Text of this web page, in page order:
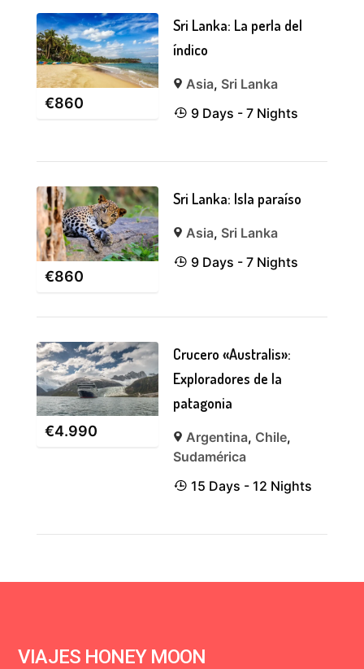
€860
Sri Lanka: La perla del
índico
Asia, Sri Lanka
9 Days - 7 Nights
€860
Sri Lanka: Isla paraíso
Asia, Sri Lanka
9 Days - 7 Nights
€4.990
Crucero «Australis»:
Exploradores de la
patagonia
Argentina, Chile,
Sudamérica
15 Days - 12 Nights
VIAJES HONEY MOON